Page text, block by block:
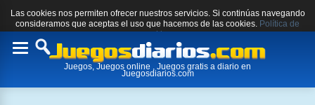
Las cookies nos permiten ofrecer nuestros servicios. Si continúas navegando
consideramos que aceptas el uso que hacemos de las cookies. Política de
cookies.
Toggle
Juegos, Juegos online , Juegos gratis a diario en
Juegosdiarios.com